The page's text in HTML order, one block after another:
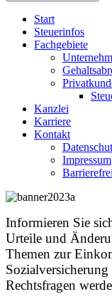
Start
Steuerinfos
Fachgebiete
Kanzlei
Karriere
Kontakt
Impressum
Informieren Sie
Urteile und
Themen zur
Rechtsfragen